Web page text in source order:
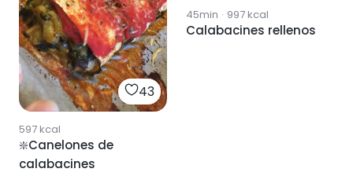
43
597kcal
❇️Canelones de
calabacines
45min · 997kcal
Calabacines rellenos